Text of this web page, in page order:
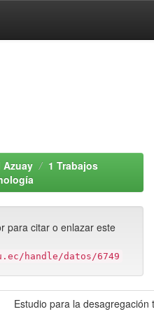
Azuay
1 Trabajos
para citar o enlazar este
handle/datos/6749
Estudio para la desagregación